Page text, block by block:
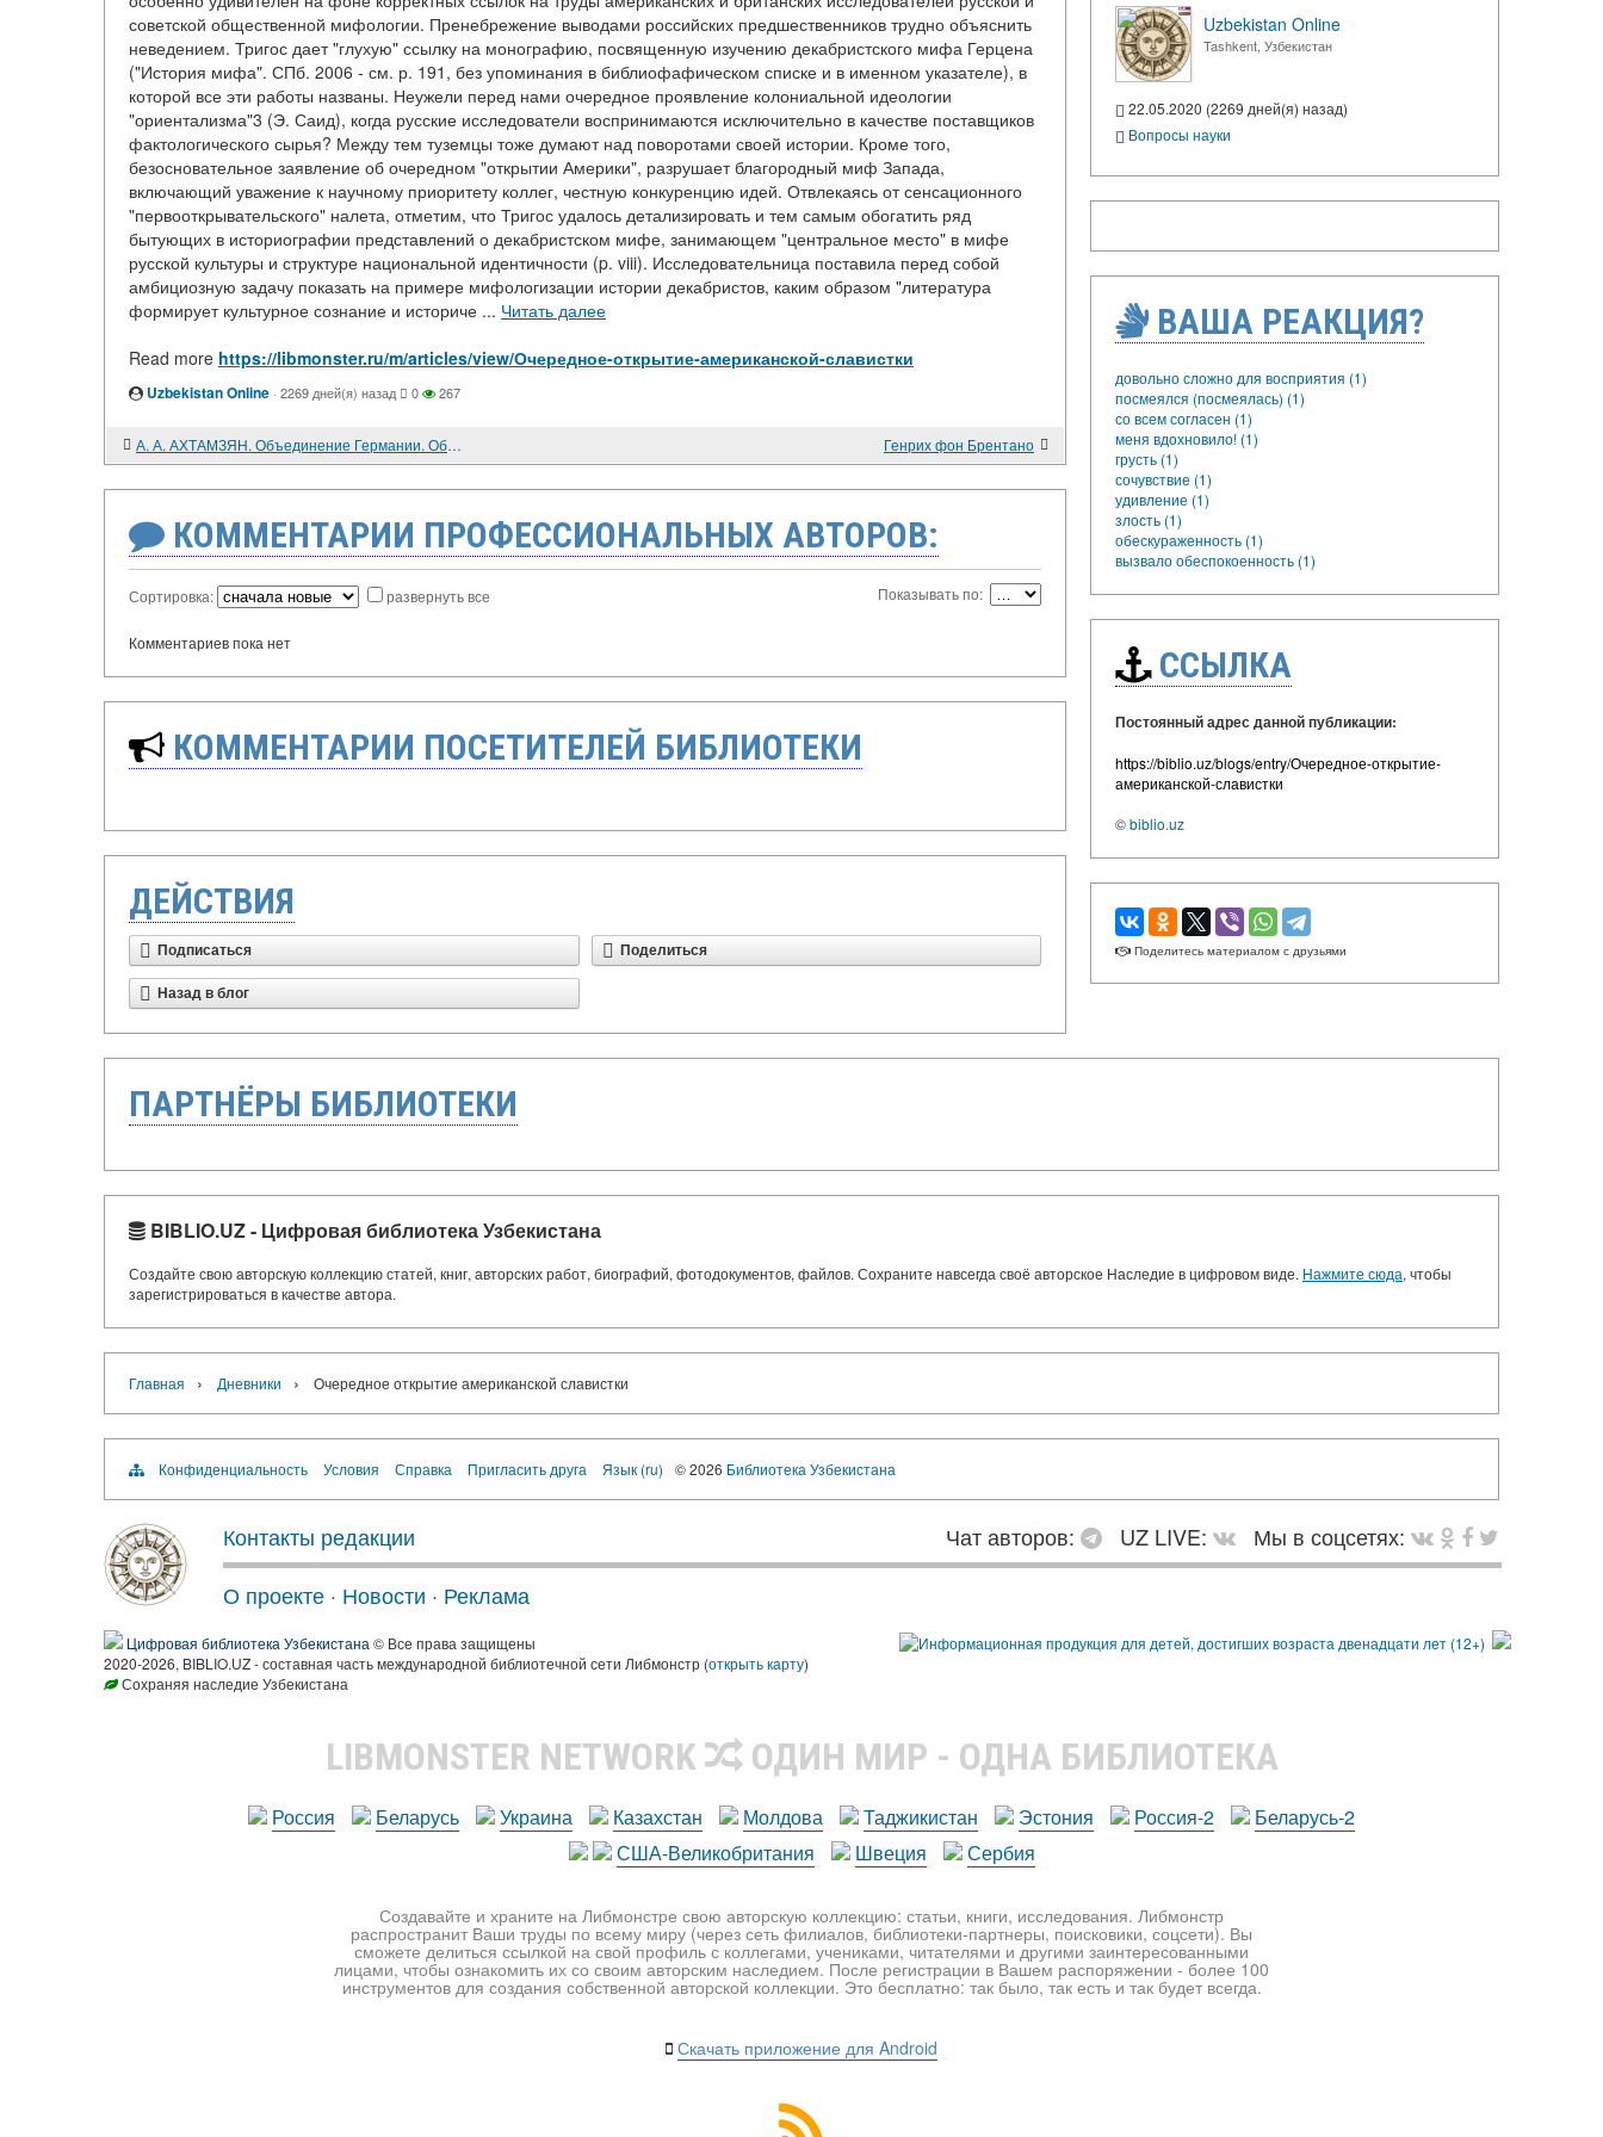
советской общественной мифологии. Пренебрежение выводами российских предшественников трудно объяснить
неведением. Тригос дает "глухую" ссылку на монографию, посвященную изучению декабристского мифа Герцена
("История мифа". СПб. 2006 - см. р. 191, без упоминания в библиофафическом списке и в именном указателе), в
которой все эти работы названы. Неужели перед нами очередное проявление колониальной идеологии
"ориентализма"3 (Э. Саид), когда русские исследователи воспринимаются исключительно в качестве поставщиков
фактологического сырья? Между тем туземцы тоже думают над поворотами своей истории. Кроме того,
безосновательное заявление об очередном "открытии Америки", разрушает благородный миф Запада,
включающий уважение к научному приоритету коллег, честную конкуренцию идей. Отвлекаясь от сенсационного
"первооткрывательского" налета, отметим, что Тригос удалось детализировать и тем самым обогатить ряд
бытующих в историографии представлений о декабристском мифе, занимающем "центральное место" в мифе
русской культуры и структуре национальной идентичности (p. viii). Исследовательница поставила перед собой
амбициозную задачу показать на примере мифологизации истории декабристов, каким образом "литература
формирует культурное сознание и историче ... Читать далее
Read more https://libmonster.ru/m/articles/view/Очередное-открытие-американской-славистки
Uzbekistan Online · 2269 дней(я) назад 0 267
А. А. АХТАМЗЯН. Объединение Германии. Обстоятельства и последствия. Очерки Генрих фон Брентано
КОММЕНТАРИИ ПРОФЕССИОНАЛЬНЫХ АВТОРОВ:
Сортировка: развернуть все Показывать по:
Комментариев пока нет
КОММЕНТАРИИ ПОСЕТИТЕЛЕЙ БИБЛИОТЕКИ
ДЕЙСТВИЯ
Подписаться Поделиться
Назад в блог
Uzbekistan Online
Tashkent, Узбекистан
22.05.2020 (2269 дней(я) назад)
Вопросы науки
ВАША РЕАКЦИЯ?
довольно сложно для восприятия (1)
посмеялся (посмеялась) (1)
со всем согласен (1)
меня вдохновило! (1)
грусть (1)
сочувствие (1)
удивление (1)
злость (1)
обескураженность (1)
вызвало обеспокоенность (1)
ССЫЛКА
Постоянный адрес данной публикации:
https://biblio.uz/blogs/entry/Очередное-открытие-
американской-славистки
©biblio.uz
Поделитесь материалом с друзьями
ПАРТНЁРЫ БИБЛИОТЕКИ
BIBLIO.UZ - Цифровая библиотека Узбекистана
Создайте свою авторскую коллекцию статей, книг, авторских работ, биографий, фотодокументов, файлов. Сохраните навсегда своё авторское Наследие в цифровом виде. Нажмите сюда, чтобы
зарегистрироваться в качестве автора.
Главная › Дневники › Очередное открытие американской славистки
Конфиденциальность Условия Справка Пригласить друга Язык (ru) © 2026 Библиотека Узбекистана
Контакты редакции Чат авторов: UZ LIVE:
Мы в соцсетях:
О проекте · Новости · Реклама
Цифровая библиотека Узбекистана © Все права защищены
2020-2026, BIBLIO.UZ - составная часть международной библиотечной сети Либмонстр (открыть карту)
Сохраняя наследие Узбекистана
LIBMONSTER NETWORK ОДИН МИР - ОДНА БИБЛИОТЕКА
Россия Беларусь Украина Казахстан Молдова Таджикистан Эстония Россия-2
Беларусь-2
США-Великобритания
Швеция Сербия
Создавайте и храните на Либмонстре свою авторскую коллекцию: статьи, книги, исследования. Либмонстр
распространит Ваши труды по всему миру (через сеть филиалов, библиотеки-партнеры, поисковики, соцсети). Вы
сможете делиться ссылкой на свой профиль с коллегами, учениками, читателями и другими заинтересованными
лицами, чтобы ознакомить их со своим авторским наследием. После регистрации в Вашем распоряжении - более 100
инструментов для создания собственной авторской коллекции. Это бесплатно: так было, так есть и так будет всегда.
Скачать приложение для Android